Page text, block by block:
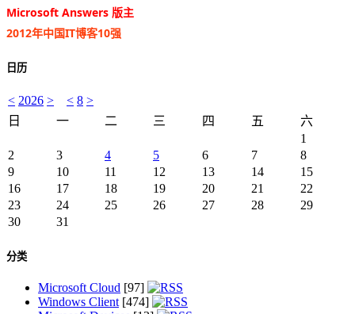
Microsoft Answers 版主
2012年中国IT博客10强
日历
< 2026 > < 8 >
日
一 二 三 四 五
六
1
2
3 4 5 6 7
8
9
10 11 12 13 14
15
16
17 18 19 20 21
22
23
24 25 26 27 28
29
30
31
分类
Microsoft Cloud [97]
Windows Client[474]